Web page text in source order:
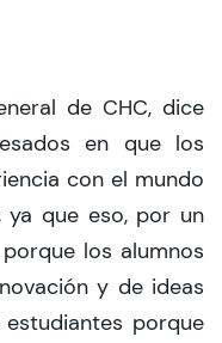
de CHC, dice
en que los
con el mundo
ya que eso, por un
los alumnos
y de ideas
porque